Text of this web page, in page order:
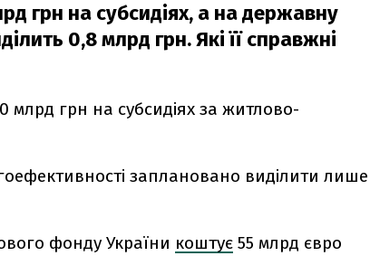
грн на субсидіях, а на державну
0,8 млрд грн. Які її справжні
млрд грн на субсидіях за житлово-
заплановано виділити лише
фонду України коштує 55 млрд євро